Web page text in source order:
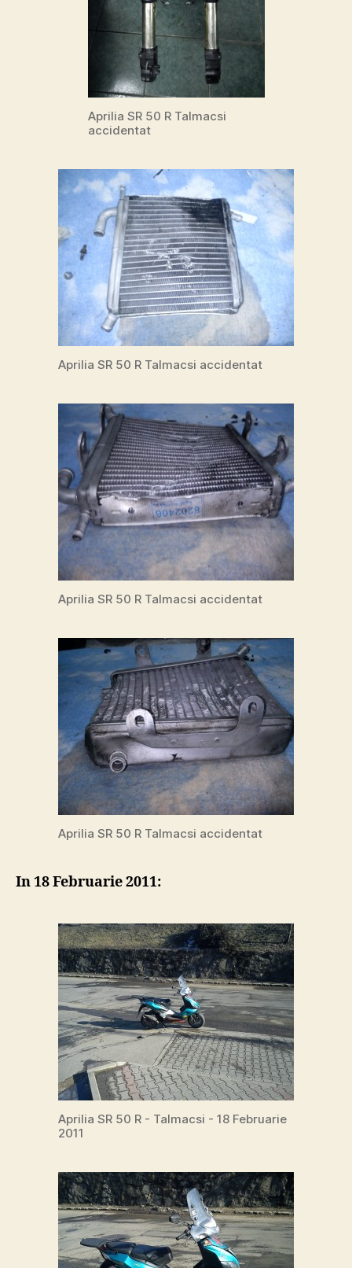
Aprilia SR 50 R Talmacsi
accidentat
Aprilia SR 50 R Talmacsi accidentat
Aprilia SR 50 R Talmacsi accidentat
Aprilia SR 50 R Talmacsi accidentat
In 18 Februarie 2011:
Aprilia SR 50 R - Talmacsi - 18 Februarie
2011